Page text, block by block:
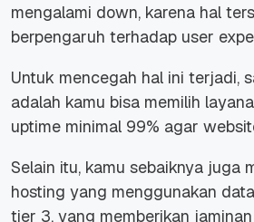
mengalami down, karena hal
berpengaruh terhadap user
Untuk mencegah hal ini terjadi,
adalah kamu bisa memilih
uptime minimal 99% agar
Selain itu, kamu sebaiknya juga
hosting yang menggunakan
tier 3, yang memberikan jaminan